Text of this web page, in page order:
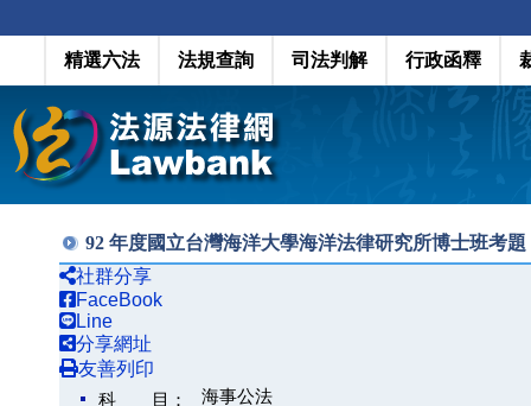
精選六法 法規查詢 司法判解 行政函釋
92 年度國立台灣海洋大學海洋法律研究所博士班考題
社群分享
FaceBook
Line
分享網址
友善列印
科 目：
海事公法